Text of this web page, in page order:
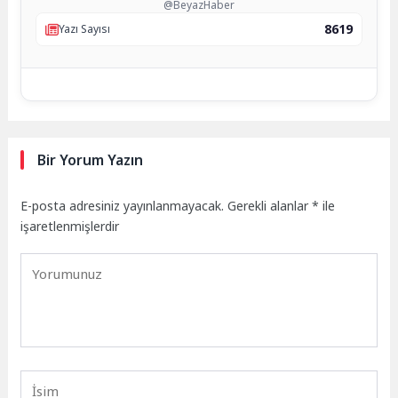
@BeyazHaber
Yazı Sayısı
8619
Bir Yorum Yazın
E-posta adresiniz yayınlanmayacak. Gerekli alanlar* ile
işaretlenmişlerdir